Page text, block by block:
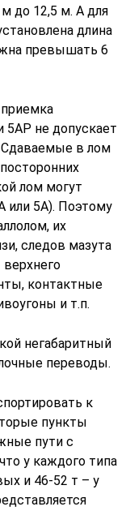
до 12,5 м. А для
длина
превышать 6
5АР не допускает
Сдаваемые в лом
лом могут
или 5А). Поэтому
их
следов мазута
контактные
и т.п.
негабаритный
переводы.
к
пункты
пути с
у каждого типа
и 46-52 т – у